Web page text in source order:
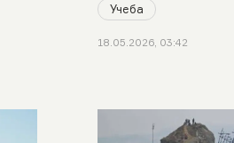
Учеба
18.05.2026, 03:42